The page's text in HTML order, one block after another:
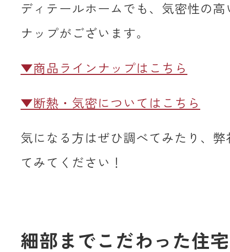
ディテールホームでも、気密性の
ナップがございます。
▼商品ラインナップはこちら
▼断熱・気密についてはこちら
気になる方はぜひ調べてみたり、
てみてください！
細部までこだわった住